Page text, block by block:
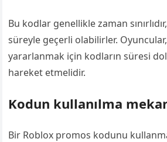
Bu kodlar genellikle zaman
süreyle geçerli olabilirler.
yararlanmak için kodların süresi
hareket etmelidir.
Kodun kullanılma
Bir Roblox promos kodunu